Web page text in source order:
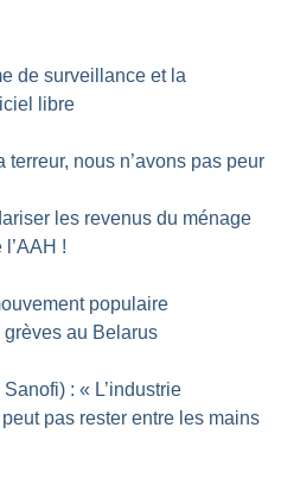
de surveillance et la
libre
terreur, nous n’avons pas peur
les revenus du ménage
!
populaire
au Belarus
: « L’industrie
pas rester entre les mains